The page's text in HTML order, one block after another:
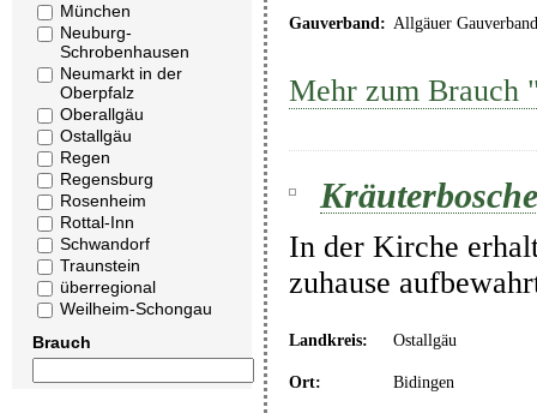
München
Neuburg-
Schrobenhausen
Neumarkt in der
Oberpfalz
Oberallgäu
Ostallgäu
Regen
Regensburg
Rosenheim
Rottal-Inn
Schwandorf
Traunstein
überregional
Weilheim-Schongau
Brauch
Gauverband: Allgäuer Gauverband
Mehr zum Brauch
In der Kirche
zuhause
Landkreis: Ostallgäu
Ort: Bidingen